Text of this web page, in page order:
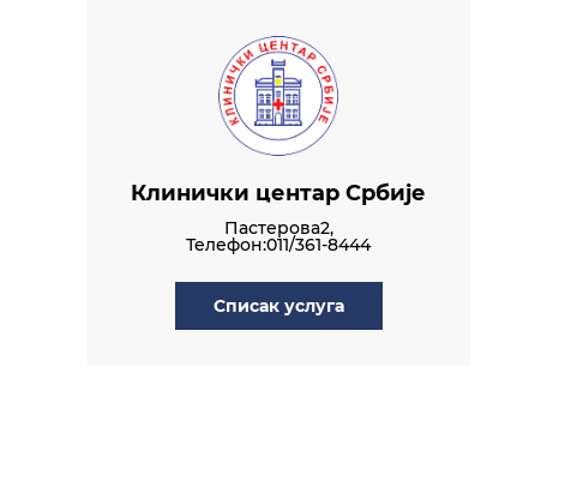
Клинички центар Србије
Пастерова2,
Телефон:011/361-8444
Списак услуга